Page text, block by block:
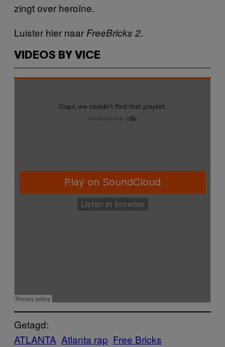
zingt over heroïne.
Luister hier naar FreeBricks 2.
VIDEOS BY VICE
Getagd:
ATLANTA Atlanta rap Free Bricks